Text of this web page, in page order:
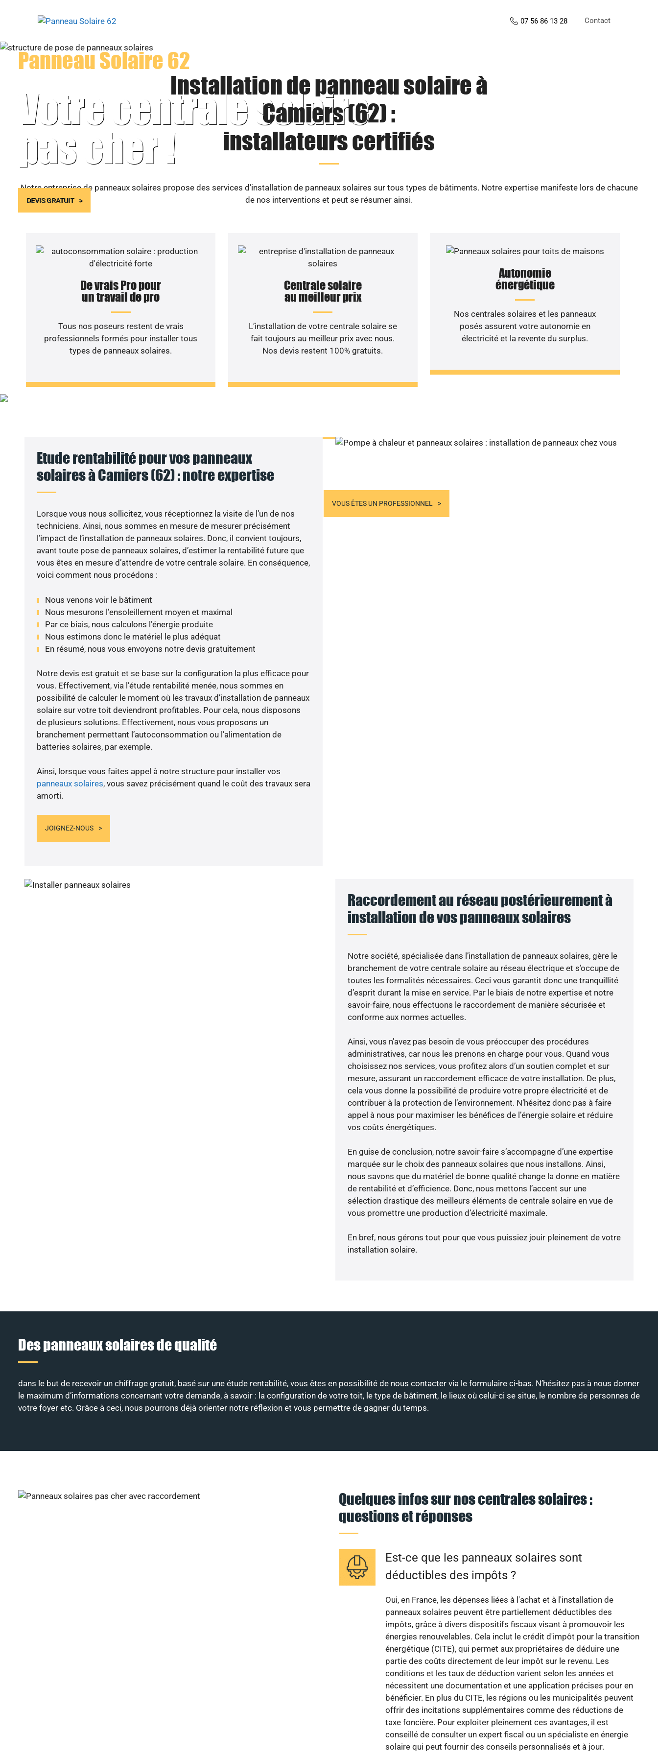
07 56 86 13 28 Contact
Panneau Solaire 62
Votre centrale solaire
pas cher !
DEVIS GRATUIT
Installation de panneau solaire à
Camiers (62) :
installateurs certifiés
Notre entreprise de panneaux solaires propose des services d’installation de panneaux solaires sur tous types de bâtiments. Notre expertise manifeste lors de chacune
de nos interventions et peut se résumer ainsi.
De vrais Pro pour
un travail de pro
Tous nos poseurs restent de vrais
professionnels formés pour installer tous
types de panneaux solaires.
Centrale solaire
au meilleur prix
L’installation de votre centrale solaire se
fait toujours au meilleur prix avec nous.
Nos devis restent 100% gratuits.
Autonomie
énergétique
Nos centrales solaires et les panneaux
posés assurent votre autonomie en
électricité et la revente du surplus.
VOUS ÊTES UN PROFESSIONNEL
Etude rentabilité pour vos panneaux
solaires à Camiers (62) : notre expertise
Lorsque vous nous sollicitez, vous réceptionnez la visite de l’un de nos
techniciens. Ainsi, nous sommes en mesure de mesurer précisément
l’impact de l’installation de panneaux solaires. Donc, il convient toujours,
avant toute pose de panneaux solaires, d’estimer la rentabilité future que
vous êtes en mesure d’attendre de votre centrale solaire. En conséquence,
voici comment nous procédons :
Nous venons voir le bâtiment
Nous mesurons l’ensoleillement moyen et maximal
Par ce biais, nous calculons l’énergie produite
Nous estimons donc le matériel le plus adéquat
En résumé, nous vous envoyons notre devis gratuitement
Notre devis est gratuit et se base sur la configuration la plus efficace pour
vous. Effectivement, via l’étude rentabilité menée, nous sommes en
possibilité de calculer le moment où les travaux d’installation de panneaux
solaire sur votre toit deviendront profitables. Pour cela, nous disposons
de plusieurs solutions. Effectivement, nous vous proposons un
branchement permettant l’autoconsommation ou l’alimentation de
batteries solaires, par exemple.
Ainsi, lorsque vous faites appel à notre structure pour installer vos
panneaux solaires, vous savez précisément quand le coût des travaux sera
amorti.
JOIGNEZ-NOUS
Raccordement au réseau postérieurement à
installation de vos panneaux solaires
Notre société, spécialisée dans l’installation de panneaux solaires, gère le
branchement de votre centrale solaire au réseau électrique et s’occupe de
toutes les formalités nécessaires. Ceci vous garantit donc une tranquillité
d’esprit durant la mise en service. Par le biais de notre expertise et notre
savoir-faire, nous effectuons le raccordement de manière sécurisée et
conforme aux normes actuelles.
Ainsi, vous n’avez pas besoin de vous préoccuper des procédures
administratives, car nous les prenons en charge pour vous. Quand vous
choisissez nos services, vous profitez alors d’un soutien complet et sur
mesure, assurant un raccordement efficace de votre installation. De plus,
cela vous donne la possibilité de produire votre propre électricité et de
contribuer à la protection de l’environnement. N’hésitez donc pas à faire
appel à nous pour maximiser les bénéfices de l’énergie solaire et réduire
vos coûts énergétiques.
En guise de conclusion, notre savoir-faire s’accompagne d’une expertise
marquée sur le choix des panneaux solaires que nous installons. Ainsi,
nous savons que du matériel de bonne qualité change la donne en matière
de rentabilité et d’efficience. Donc, nous mettons l’accent sur une
sélection drastique des meilleurs éléments de centrale solaire en vue de
vous promettre une production d’électricité maximale.
En bref, nous gérons tout pour que vous puissiez jouir pleinement de votre
installation solaire.
Des panneaux solaires de qualité
dans le but de recevoir un chiffrage gratuit, basé sur une étude rentabilité, vous êtes en possibilité de nous contacter via le formulaire ci-bas. N’hésitez pas à nous donner
le maximum d’informations concernant votre demande, à savoir : la configuration de votre toit, le type de bâtiment, le lieux où celui-ci se situe, le nombre de personnes de
votre foyer etc. Grâce à ceci, nous pourrons déjà orienter notre réflexion et vous permettre de gagner du temps.
Quelques infos sur nos centrales solaires :
questions et réponses
Est-ce que les panneaux solaires sont
déductibles des impôts ?
Oui, en France, les dépenses liées à l'achat et à l'installation de
panneaux solaires peuvent être partiellement déductibles des
impôts, grâce à divers dispositifs fiscaux visant à promouvoir les
énergies renouvelables. Cela inclut le crédit d'impôt pour la transition
énergétique (CITE), qui permet aux propriétaires de déduire une
partie des coûts directement de leur impôt sur le revenu. Les
conditions et les taux de déduction varient selon les années et
nécessitent une documentation et une application précises pour en
bénéficier. En plus du CITE, les régions ou les municipalités peuvent
offrir des incitations supplémentaires comme des réductions de
taxe foncière. Pour exploiter pleinement ces avantages, il est
conseillé de consulter un expert fiscal ou un spécialiste en énergie
solaire qui peut fournir des conseils personnalisés et à jour.